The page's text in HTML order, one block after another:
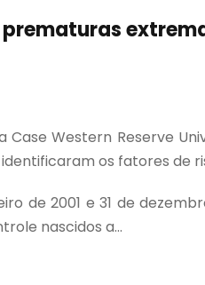
Case Western Reserve
os fatores de
de 2001 e 31 de
nascidos a...